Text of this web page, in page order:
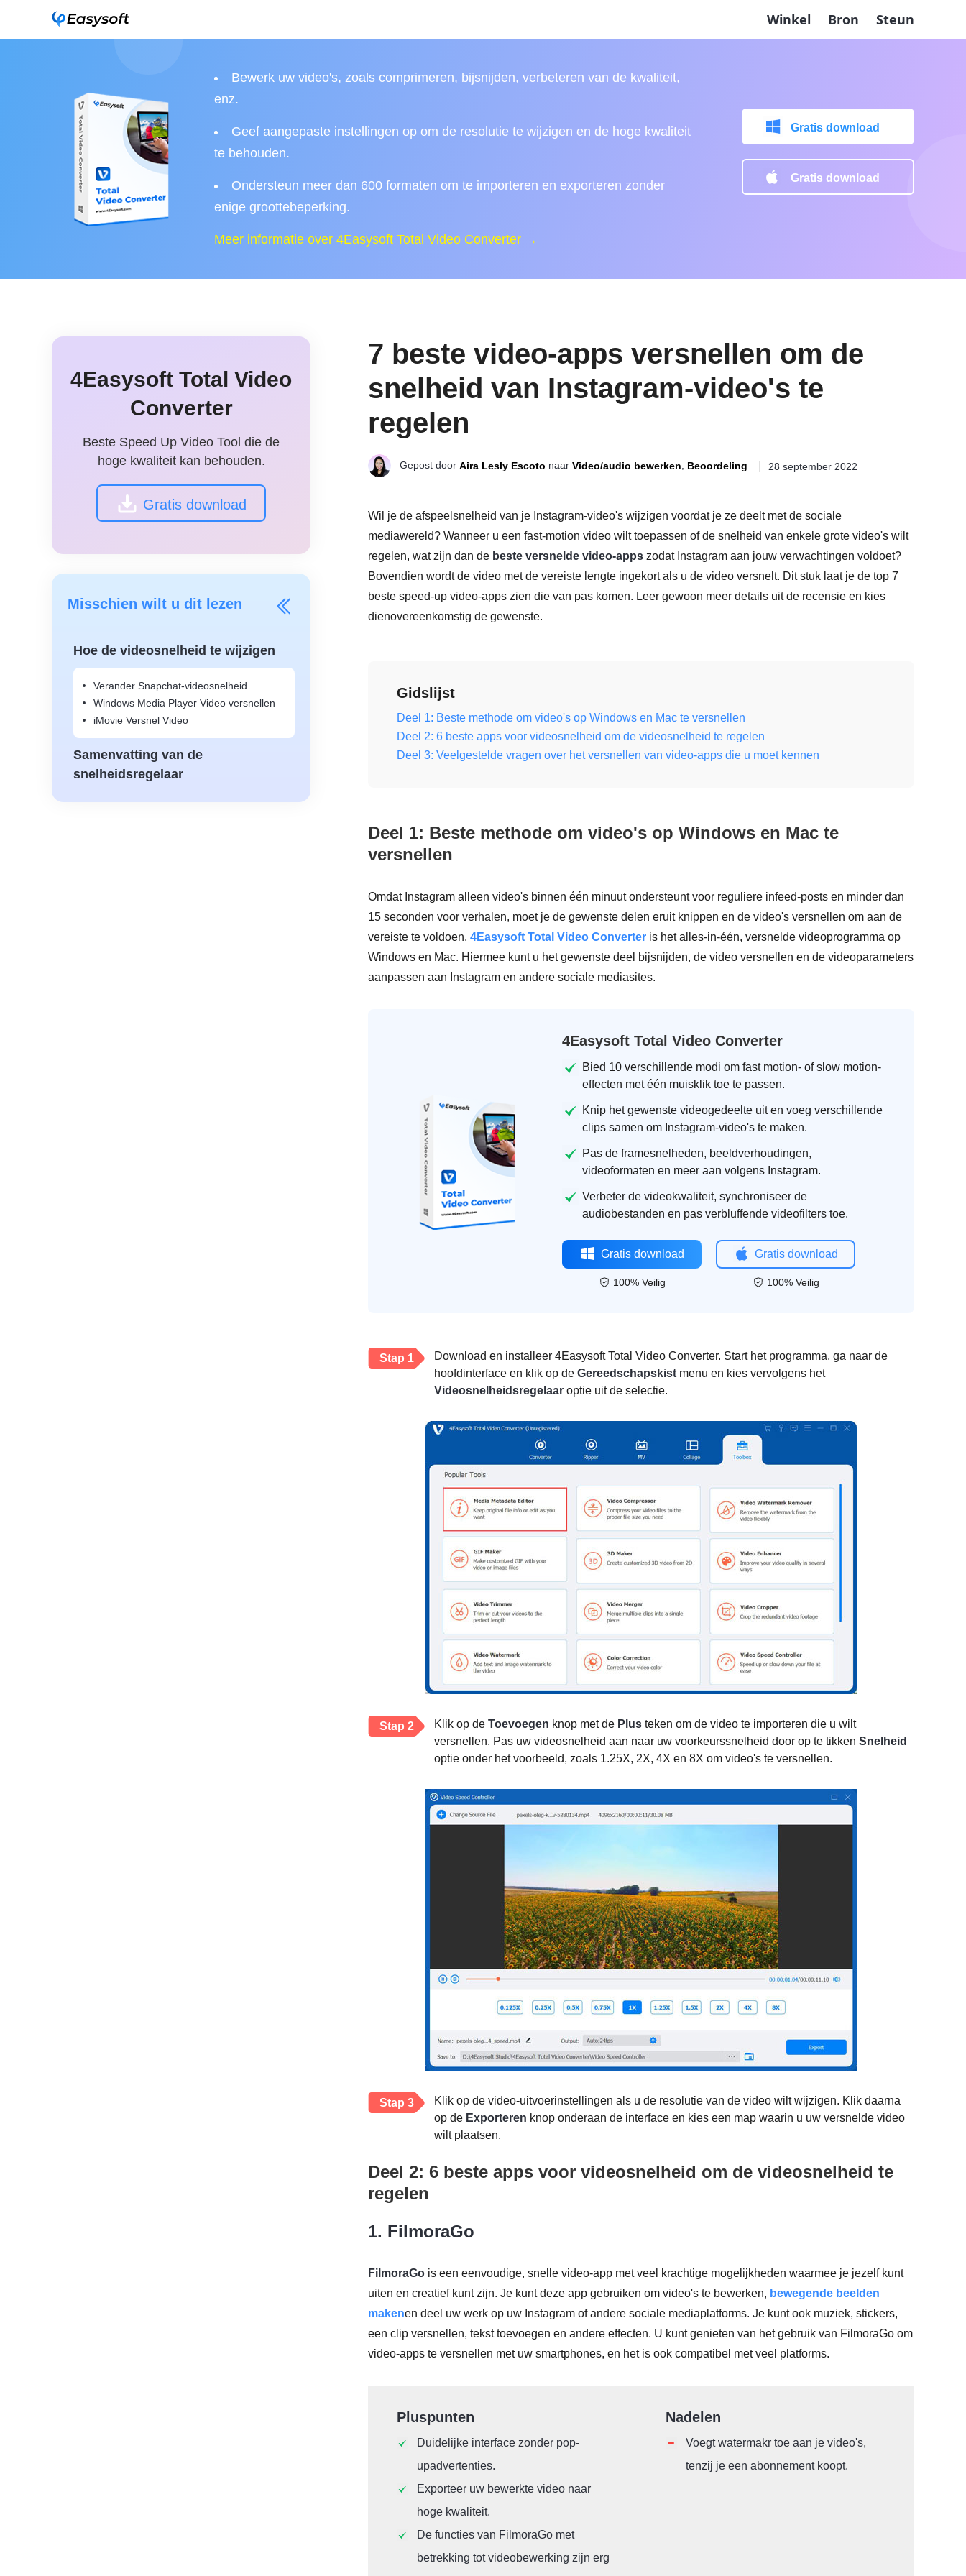
Winkel Bron Steun
Bewerk uw video's, zoals comprimeren, bijsnijden, verbeteren van de kwaliteit,
enz.
Geef aangepaste instellingen op om de resolutie te wijzigen en de hoge kwaliteit
te behouden.
Ondersteun meer dan 600 formaten om te importeren en exporteren zonder
enige groottebeperking.
Meer informatie over 4Easysoft Total Video Converter →
Gratis download
Gratis download
4Easysoft Total Video
Converter
Beste Speed Up Video Tool die de
hoge kwaliteit kan behouden.
Gratis download
Misschien wilt u dit lezen
Hoe de videosnelheid te wijzigen
Verander Snapchat-videosnelheid
Windows Media Player Video versnellen
iMovie Versnel Video
Samenvatting van de
snelheidsregelaar
7 beste video-apps versnellen om de
snelheid van Instagram-video's te
regelen
Gepost door Aira Lesly Escoto naar Video/audio bewerken, Beoordeling 28 september 2022
Wil je de afspeelsnelheid van je Instagram-video's wijzigen voordat je ze deelt met de sociale
mediawereld? Wanneer u een fast-motion video wilt toepassen of de snelheid van enkele grote video's wilt
regelen, wat zijn dan de beste versnelde video-apps zodat Instagram aan jouw verwachtingen voldoet?
Bovendien wordt de video met de vereiste lengte ingekort als u de video versnelt. Dit stuk laat je de top 7
beste speed-up video-apps zien die van pas komen. Leer gewoon meer details uit de recensie en kies
dienovereenkomstig de gewenste.
Gidslijst
Deel 1: Beste methode om video's op Windows en Mac te versnellen
Deel 2: 6 beste apps voor videosnelheid om de videosnelheid te regelen
Deel 3: Veelgestelde vragen over het versnellen van video-apps die u moet kennen
Deel 1: Beste methode om video's op Windows en Mac te
versnellen
Omdat Instagram alleen video's binnen één minuut ondersteunt voor reguliere infeed-posts en minder dan
15 seconden voor verhalen, moet je de gewenste delen eruit knippen en de video's versnellen om aan de
vereiste te voldoen. 4Easysoft Total Video Converter is het alles-in-één, versnelde videoprogramma op
Windows en Mac. Hiermee kunt u het gewenste deel bijsnijden, de video versnellen en de videoparameters
aanpassen aan Instagram en andere sociale mediasites.
4Easysoft Total Video Converter
Bied 10 verschillende modi om fast motion- of slow motion-
effecten met één muisklik toe te passen.
Knip het gewenste videogedeelte uit en voeg verschillende
clips samen om Instagram-video's te maken.
Pas de framesnelheden, beeldverhoudingen,
videoformaten en meer aan volgens Instagram.
Verbeter de videokwaliteit, synchroniseer de
audiobestanden en pas verbluffende videofilters toe.
Gratis download
100% Veilig
Gratis download
100% Veilig
Stap 1
Download en installeer 4Easysoft Total Video Converter. Start het programma, ga naar de
hoofdinterface en klik op de Gereedschapskist menu en kies vervolgens het
Videosnelheidsregelaar optie uit de selectie.
Stap 2 Klik op de Toevoegen knop met de Plus teken om de video te importeren die u wilt
versnellen. Pas uw videosnelheid aan naar uw voorkeurssnelheid door op te tikken Snelheid
optie onder het voorbeeld, zoals 1.25X, 2X, 4X en 8X om video's te versnellen.
Stap 3
Klik op de video-uitvoerinstellingen als u de resolutie van de video wilt wijzigen. Klik daarna
op de Exporteren knop onderaan de interface en kies een map waarin u uw versnelde video
wilt plaatsen.
Deel 2: 6 beste apps voor videosnelheid om de videosnelheid te
regelen
1. FilmoraGo
FilmoraGo is een eenvoudige, snelle video-app met veel krachtige mogelijkheden waarmee je jezelf kunt
uiten en creatief kunt zijn. Je kunt deze app gebruiken om video's te bewerken, bewegende beelden
makenen deel uw werk op uw Instagram of andere sociale mediaplatforms. Je kunt ook muziek, stickers,
een clip versnellen, tekst toevoegen en andere effecten. U kunt genieten van het gebruik van FilmoraGo om
video-apps te versnellen met uw smartphones, en het is ook compatibel met veel platforms.
Pluspunten
Duidelijke interface zonder pop-
upadvertenties.
Exporteer uw bewerkte video naar
hoge kwaliteit.
De functies van FilmoraGo met
betrekking tot videobewerking zijn erg
Nadelen
Voegt watermakr toe aan je video's,
tenzij je een abonnement koopt.